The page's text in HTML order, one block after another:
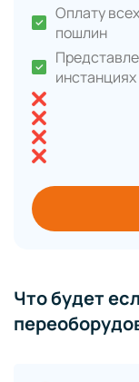
Оплату
пошлин
Что будет